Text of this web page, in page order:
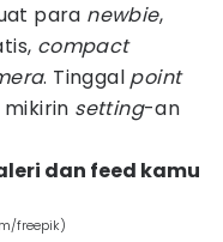
para newbie,
compact
. Tinggal point
setting-an
dan feed kamu
freepik)